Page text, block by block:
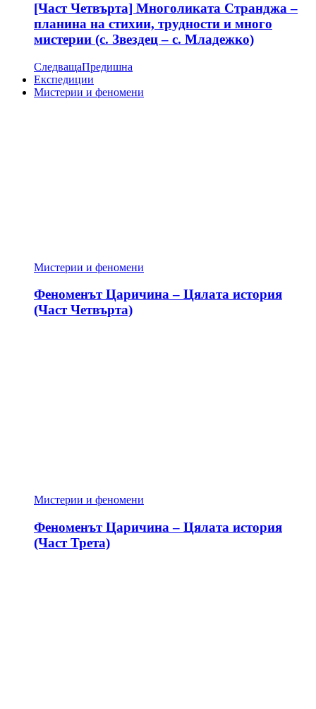
[Част Четвърта] Многоликата Странджа –
планина на стихии, трудности и много
мистерии (с. Звездец – с. Младежко)
СледващаПредишна
Експедиции
Мистерии и феномени
Мистерии и феномени
Феноменът Царичина – Цялата история
(Част Четвърта)
Мистерии и феномени
Феноменът Царичина – Цялата история
(Част Трета)